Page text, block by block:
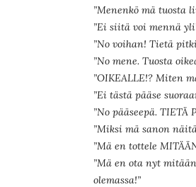
”Menenkö mä tuosta
”Ei siitä voi mennä
”No voihan! Tietä
”No mene. Tuosta
”OIKEALLE!? Miten
”Ei tästä pääse
”No pääseepä.
”Miksi mä sanon
”Mä en tottele
”Mä en ota nyt
olemassa!”